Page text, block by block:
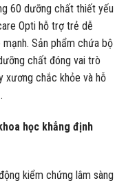
60 dưỡng chất thiết yếu
Opti hỗ trợ trẻ dễ
Sản phẩm chứa bộ
chất đóng vai trò
xương chắc khỏe và hỗ
học khẳng định
kiểm chứng lâm sàng